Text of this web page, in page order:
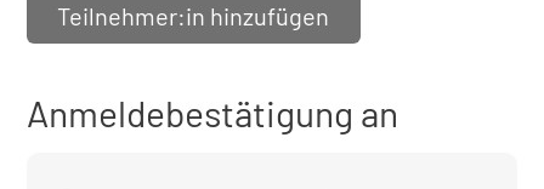
Teilnehmer:in hinzufügen
Anmeldebestätigung an